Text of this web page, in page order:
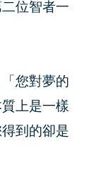
位智者一
您對夢的
上是一樣
到的卻是